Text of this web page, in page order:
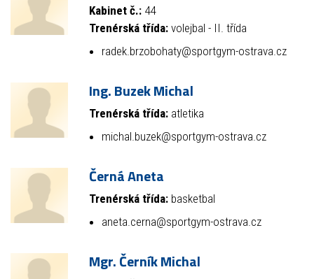
Kabinet č.: 44
Trenérská třída: volejbal - II. třída
radek.brzobohaty@sportgym-ostrava.cz
Ing. Buzek Michal
Trenérská třída: atletika
michal.buzek@sportgym-ostrava.cz
Černá Aneta
Trenérská třída: basketbal
aneta.cerna@sportgym-ostrava.cz
Mgr. Černík Michal